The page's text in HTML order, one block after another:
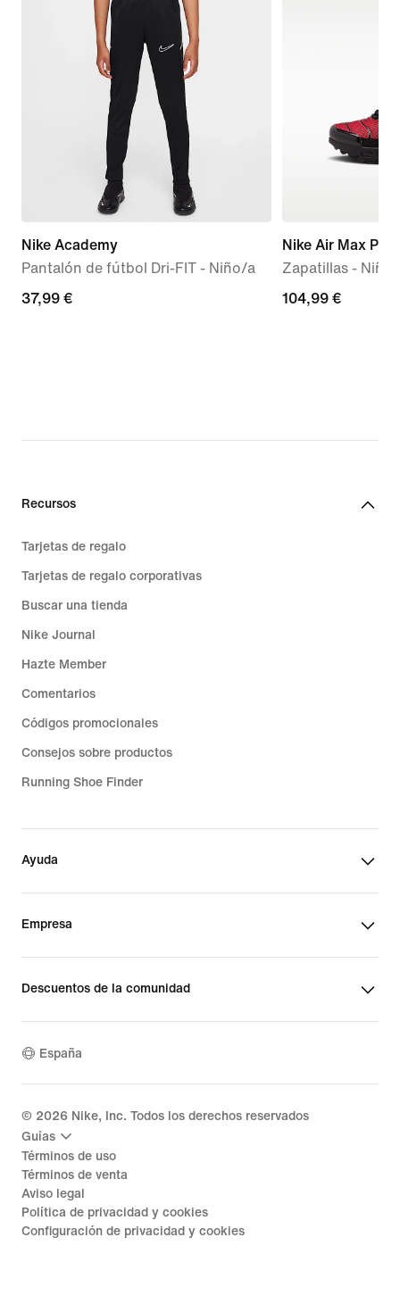
Nike Academy
Pantalón de fútbol Dri-FIT - Niño/a
37,99 €
37,99 €
Nike Air Max Plus
Zapatillas -
104,99 €
104,99 €
Recursos
Tarjetas de regalo
Tarjetas de regalo corporativas
Buscar una tienda
Nike Journal
Hazte Member
Comentarios
Códigos promocionales
Consejos sobre productos
Running Shoe Finder
Ayuda
Empresa
Descuentos de la comunidad
España
© 2026 Nike, Inc. Todos los derechos reservados
Guías
Términos de uso
Términos de venta
Aviso legal
Política de privacidad y cookies
Configuración de privacidad y cookies